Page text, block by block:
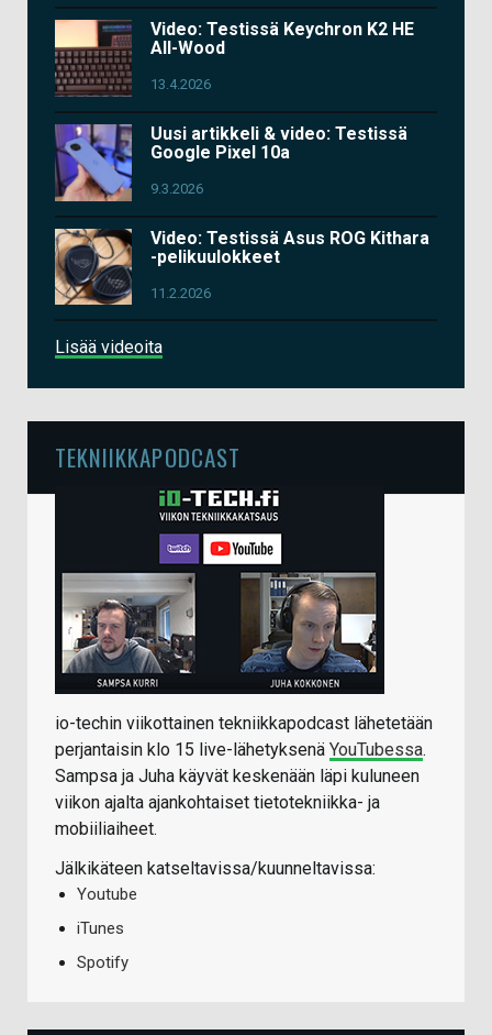
Video: Testissä Keychron K2 HE
All-Wood
13.4.2026
Uusi artikkeli & video: Testissä
Google Pixel 10a
9.3.2026
Video: Testissä Asus ROG Kithara
-pelikuulokkeet
11.2.2026
Lisää videoita
TEKNIIKKAPODCAST
io-techin viikottainen tekniikkapodcast lähetetään
perjantaisin klo 15 live-lähetyksenä YouTubessa.
Sampsa ja Juha käyvät keskenään läpi kuluneen
viikon ajalta ajankohtaiset tietotekniikka- ja
mobiiliaiheet.
Jälkikäteen katseltavissa/kuunneltavissa:
Youtube
iTunes
Spotify